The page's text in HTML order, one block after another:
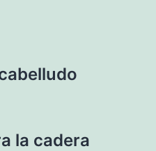
la cadera